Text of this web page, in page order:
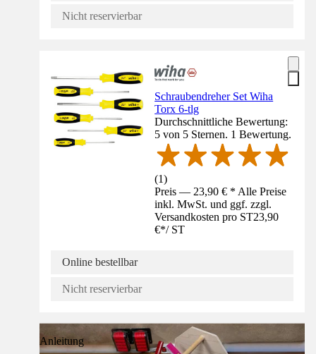
Nicht reservierbar
Schraubendreher Set Wiha
Torx 6-tlg
Durchschnittliche Bewertung:
5 von 5 Sternen. 1 Bewertung.
(1)
Preis — 23,90 € * Alle Preise
inkl. MwSt. und ggf. zzgl.
Versandkosten pro ST23,90
€*/ ST
Online bestellbar
Nicht reservierbar
Anleitung